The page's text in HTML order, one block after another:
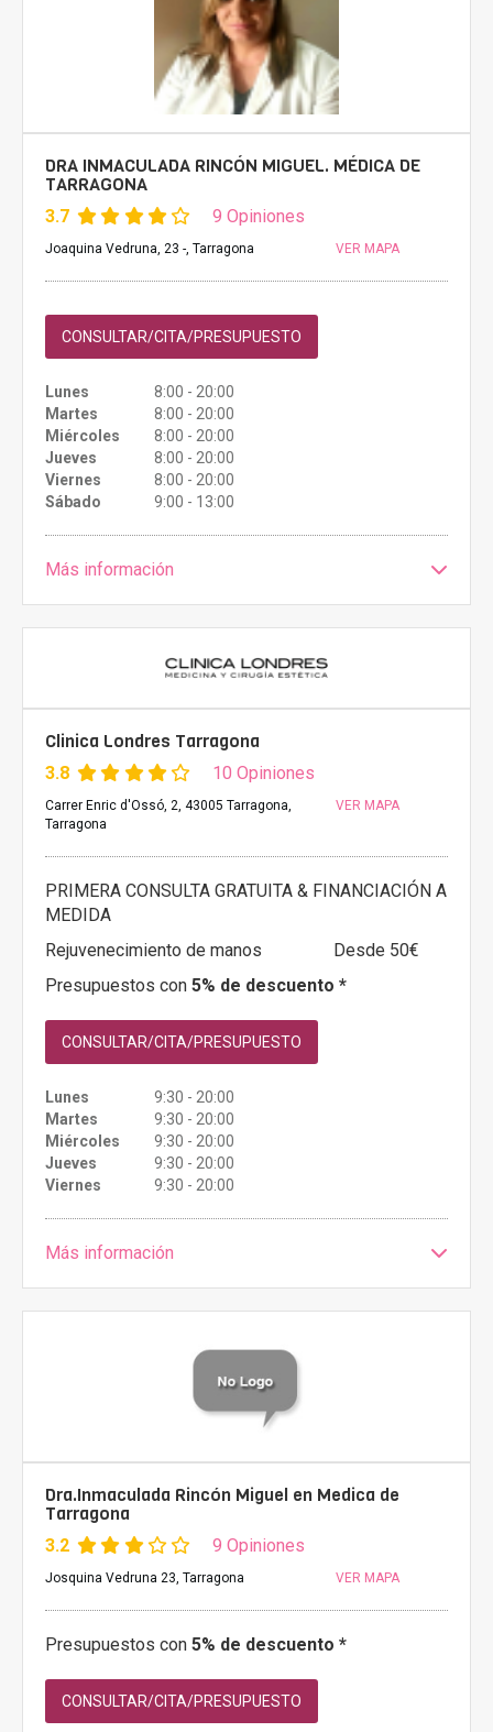
DRA INMACULADA RINCÓN MIGUEL. MÉDICA DE
TARRAGONA
3.7 9 Opiniones
Joaquina Vedruna, 23 -, Tarragona VER MAPA
CONSULTAR/CITA/PRESUPUESTO
Lunes
8:00 - 20:00
Martes
8:00 - 20:00
Miércoles
8:00 - 20:00
Jueves
8:00 - 20:00
Viernes
8:00 - 20:00
Sábado
9:00 - 13:00
Más información
Clinica Londres Tarragona
3.8 10 Opiniones
Carrer Enric d'Ossó, 2, 43005 Tarragona,
Tarragona
VER MAPA
PRIMERA CONSULTA GRATUITA & FINANCIACIÓN A
MEDIDA
Rejuvenecimiento de manos
Desde 50€
Presupuestos con 5% de descuento *
CONSULTAR/CITA/PRESUPUESTO
Lunes
9:30 - 20:00
Martes
9:30 - 20:00
Miércoles
9:30 - 20:00
Jueves
9:30 - 20:00
Viernes
9:30 - 20:00
Más información
Dra.Inmaculada Rincón Miguel en Medica de
Tarragona
3.2 9 Opiniones
Josquina Vedruna 23, Tarragona VER MAPA
Presupuestos con 5% de descuento *
CONSULTAR/CITA/PRESUPUESTO